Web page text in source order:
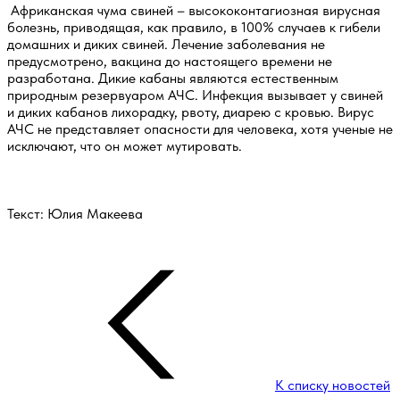
Африканская чума свиней – высококонтагиозная вирусная
болезнь, приводящая, как правило, в 100% случаев к гибели
домашних и диких свиней. Лечение заболевания не
предусмотрено, вакцина до настоящего времени не
разработана. Дикие кабаны являются естественным
природным резервуаром АЧС. Инфекция вызывает у свиней
и диких кабанов лихорадку, рвоту, диарею с кровью. Вирус
АЧС не представляет опасности для человека, хотя ученые не
исключают, что он может мутировать.
Текст: Юлия Макеева
К списку новостей